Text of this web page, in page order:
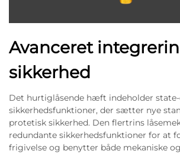
Avanceret
sikkerhed
Det hurtiglåsende hæft indeholder
sikkerhedsfunktioner, der sætter nye
protetisk sikkerhed. Den flertrins
redundante sikkerhedsfunktioner for at
frigivelse og benytter både mekaniske